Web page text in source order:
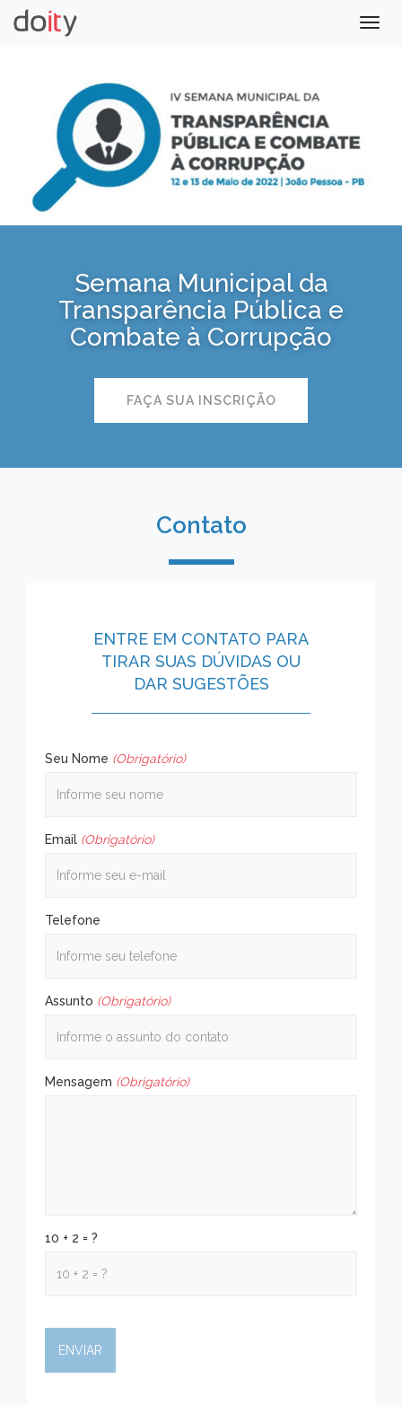
Semana Municipal da
Transparência Pública e
Combate à Corrupção
FAÇA SUA INSCRIÇÃO
Contato
ENTRE EM CONTATO PARA
TIRAR SUAS DÚVIDAS OU
DAR SUGESTÕES
Seu Nome (Obrigatório)
Email (Obrigatório)
Telefone
Assunto (Obrigatório)
Mensagem (Obrigatório)
10 + 2 = ?